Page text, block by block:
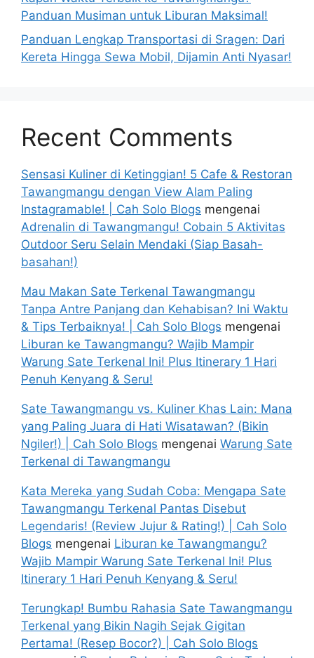
Panduan Musiman untuk Liburan Maksimal!
Panduan Lengkap Transportasi di Sragen: Dari
Kereta Hingga Sewa Mobil, Dijamin Anti Nyasar!
Recent Comments
Sensasi Kuliner di Ketinggian! 5 Cafe & Restoran
Tawangmangu dengan View Alam Paling
Instagramable! | Cah Solo Blogs mengenai
Adrenalin di Tawangmangu! Cobain 5 Aktivitas
Outdoor Seru Selain Mendaki (Siap Basah-
basahan!)
Mau Makan Sate Terkenal Tawangmangu
Tanpa Antre Panjang dan Kehabisan? Ini Waktu
& Tips Terbaiknya! | Cah Solo Blogs mengenai
Liburan ke Tawangmangu? Wajib Mampir
Warung Sate Terkenal Ini! Plus Itinerary 1 Hari
Penuh Kenyang & Seru!
Sate Tawangmangu vs. Kuliner Khas Lain: Mana
yang Paling Juara di Hati Wisatawan? (Bikin
Ngiler!) | Cah Solo Blogs mengenai Warung Sate
Terkenal di Tawangmangu
Kata Mereka yang Sudah Coba: Mengapa Sate
Tawangmangu Terkenal Pantas Disebut
Legendaris! (Review Jujur & Rating!) | Cah Solo
Blogs mengenai Liburan ke Tawangmangu?
Wajib Mampir Warung Sate Terkenal Ini! Plus
Itinerary 1 Hari Penuh Kenyang & Seru!
Terungkap! Bumbu Rahasia Sate Tawangmangu
Terkenal yang Bikin Nagih Sejak Gigitan
Pertama! (Resep Bocor?) | Cah Solo Blogs